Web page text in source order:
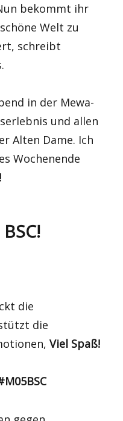
bekommt ihr
Welt zu
schreibt
in der Mewa-
und allen
Alten Dame. Ich
Wochenende
die
die
Viel Spaß!